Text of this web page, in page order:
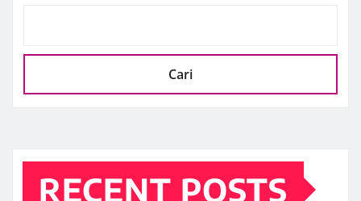
Cari
RECENT POSTS